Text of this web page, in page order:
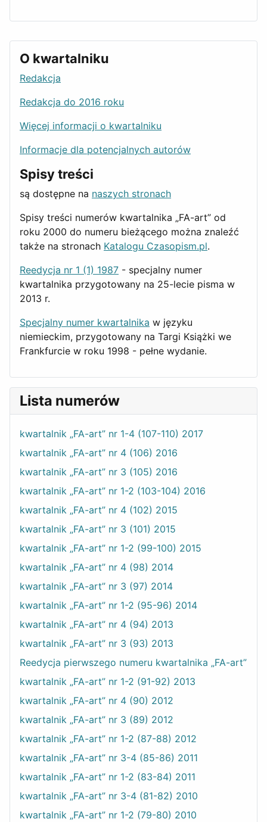
O kwartalniku
Redakcja
Redakcja do 2016 roku
Więcej informacji o kwartalniku
Informacje dla potencjalnych autorów
Spisy treści
są dostępne na naszych stronach
Spisy treści numerów kwartalnika „FA-art” od
roku 2000 do numeru bieżącego można znaleźć
także na stronach Katalogu Czasopism.pl.
Reedycja nr 1 (1) 1987 - specjalny numer
kwartalnika przygotowany na 25-lecie pisma w
2013 r.
Specjalny numer kwartalnika w języku
niemieckim, przygotowany na Targi Książki we
Frankfurcie w roku 1998 - pełne wydanie.
Lista numerów
kwartalnik „FA-art” nr 1-4 (107-110) 2017
kwartalnik „FA-art” nr 4 (106) 2016
kwartalnik „FA-art” nr 3 (105) 2016
kwartalnik „FA-art” nr 1-2 (103-104) 2016
kwartalnik „FA-art” nr 4 (102) 2015
kwartalnik „FA-art” nr 3 (101) 2015
kwartalnik „FA-art” nr 1-2 (99-100) 2015
kwartalnik „FA-art” nr 4 (98) 2014
kwartalnik „FA-art” nr 3 (97) 2014
kwartalnik „FA-art” nr 1-2 (95-96) 2014
kwartalnik „FA-art” nr 4 (94) 2013
kwartalnik „FA-art” nr 3 (93) 2013
Reedycja pierwszego numeru kwartalnika „FA-art”
kwartalnik „FA-art” nr 1-2 (91-92) 2013
kwartalnik „FA-art” nr 4 (90) 2012
kwartalnik „FA-art” nr 3 (89) 2012
kwartalnik „FA-art” nr 1-2 (87-88) 2012
kwartalnik „FA-art” nr 3-4 (85-86) 2011
kwartalnik „FA-art” nr 1-2 (83-84) 2011
kwartalnik „FA-art” nr 3-4 (81-82) 2010
kwartalnik „FA-art” nr 1-2 (79-80) 2010